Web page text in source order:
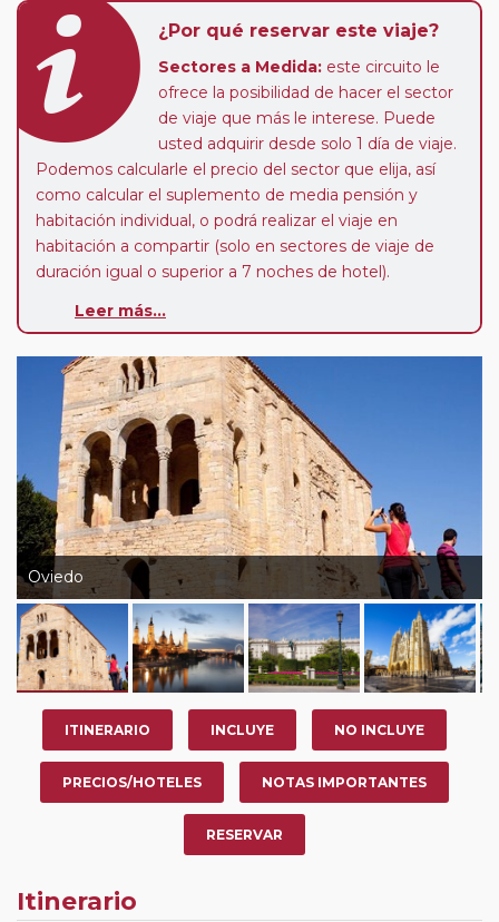
¿Por qué reservar este viaje?
Sectores a Medida: este circuito le
ofrece la posibilidad de hacer el sector
de viaje que más le interese. Puede
usted adquirir desde solo 1 día de viaje.
Podemos calcularle el precio del sector que elija, así
como calcular el suplemento de media pensión y
habitación individual, o podrá realizar el viaje en
habitación a compartir (solo en sectores de viaje de
duración igual o superior a 7 noches de hotel).
de que usted pueda programar una o más paradas en
7 noches según circuito y fechas de salida. Es
fundamental que el circuito tenga salida posterior a la
fecha escogida y permita la salida deseada. El
suplemento por parada efectuada es de 40 Euros/52
Dólares por persona. Si la parada se realiza para tomar
otro circuito del mismo proveedor no se abonará este
suplemento.
Leer más...
Oviedo
ITINERARIO INCLUYE NO INCLUYE
PRECIOS/HOTELES NOTAS IMPORTANTES
RESERVAR
Itinerario